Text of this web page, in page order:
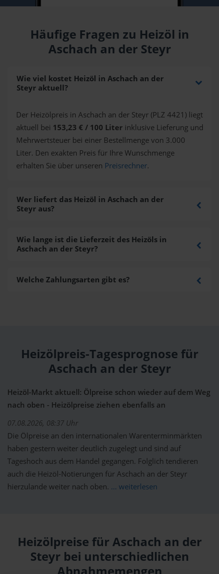
Häufige Fragen zu Heizöl in
Aschach an der Steyr
Wie viel kostet Heizöl in Aschach an der
Steyr aktuell?
Der Heizölpreis in Aschach an der Steyr (PLZ 4421) liegt
aktuell bei 153,23 € / 100 Liter inklusive Lieferung und
Mehrwertsteuer bei einer Bestellmenge von 3.000
Liter. Den exakten Preis für Ihre Wunschmenge
erhalten Sie über unseren Preisrechner.
Wer liefert das Heizöl in Aschach an der
Steyr aus?
Wie lange ist die Lieferzeit des Heizöls in
Aschach an der Steyr?
Welche Zahlungsarten gibt es?
Heizölpreis-Tagesprognose für
Aschach an der Steyr
Heizöl-Markt aktuell: Ölpreise schon wieder auf dem Weg
nach oben - Heizölpreise ziehen ebenfalls an
07.08.2026, 08:37 Uhr
Die Ölpreise an den internationalen Warenterminmärkten
haben gestern weiter deutlich zugelegt und sind auf
Tageshoch aus dem Handel gegangen. Folglich tendieren
auch die Heizöl-Notierungen für Aschach an der Steyr
hierzulande weiter nach oben. ... weiterlesen
Heizölpreise für Aschach an der
Steyr bei unterschiedlichen